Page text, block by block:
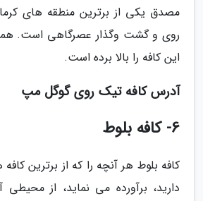
مصدق یکی از برترین منطقه های
روی و گشت وگذار عصرگاهی است.
این کافه را بالا برده است.
آدرس کافه تیک روی گوگل مپ
6- کافه بلوط
کافه بلوط هر آنچه را که از برترین کافه
دارید، برآورده می نماید، از